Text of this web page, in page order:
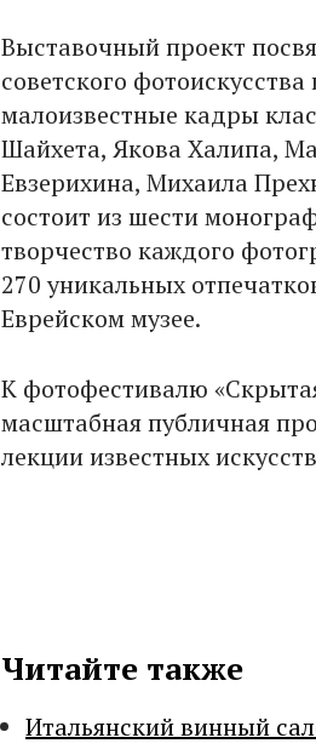
Выставочный проект
советского
малоизвестные кадры
Шайхета, Якова Халипа,
Евзерихина, Михаила
состоит из шести
творчество каждого
270 уникальных
Еврейском музее.
К фотофестивалю
масштабная публичная
лекции известных
Читайте также
Итальянский винный